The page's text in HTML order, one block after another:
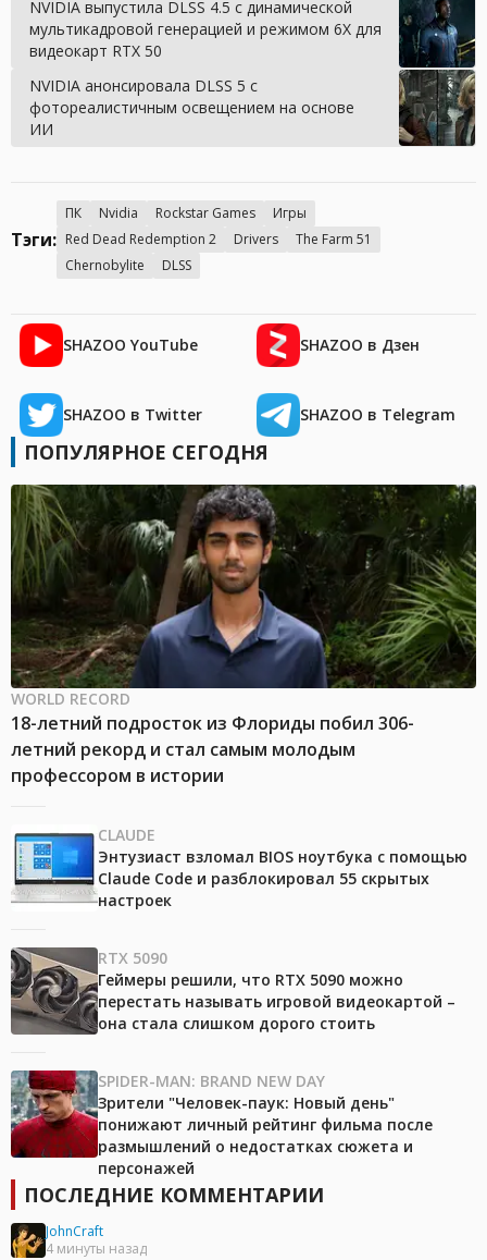
NVIDIA выпустила DLSS 4.5 с динамической
мультикадровой генерацией и режимом 6X для
видеокарт RTX 50
NVIDIA анонсировала DLSS 5 с
фотореалистичным освещением на основе
ИИ
Тэги:
ПК Nvidia Rockstar Games
Игры
Red Dead Redemption 2
Drivers
The Farm 51
Chernobylite
DLSS
SHAZOO YouTube SHAZOO в Дзен
SHAZOO в Twitter SHAZOO в Telegram
ПОПУЛЯРНОЕ СЕГОДНЯ
WORLD RECORD
18-летний подросток из Флориды побил 306-
летний рекорд и стал самым молодым
профессором в истории
CLAUDE
Энтузиаст взломал BIOS ноутбука с помощью
Claude Code и разблокировал 55 скрытых
настроек
RTX 5090
Геймеры решили, что RTX 5090 можно
перестать называть игровой видеокартой –
она стала слишком дорого стоить
SPIDER-MAN: BRAND NEW DAY
Зрители "Человек-паук: Новый день"
понижают личный рейтинг фильма после
размышлений о недостатках сюжета и
персонажей
ПОСЛЕДНИЕ КОММЕНТАРИИ
JohnCraft
4 минуты назад